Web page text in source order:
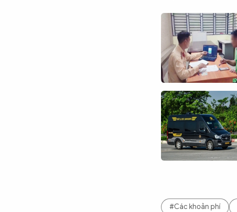
#Các khoản phí